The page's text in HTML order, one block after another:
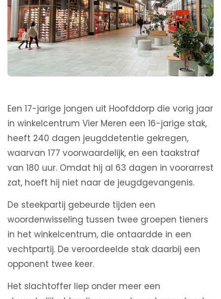
Een 17-jarige jongen uit Hoofddorp die vorig jaar
in winkelcentrum Vier Meren een 16-jarige stak,
heeft 240 dagen jeugddetentie gekregen,
waarvan 177 voorwaardelijk, en een taakstraf
van 180 uur. Omdat hij al 63 dagen in voorarrest
zat, hoeft hij niet naar de jeugdgevangenis.
De steekpartij gebeurde tijden een
woordenwisseling tussen twee groepen tieners
in het winkelcentrum, die ontaardde in een
vechtpartij. De veroordeelde stak daarbij een
opponent twee keer.
Het slachtoffer liep onder meer een